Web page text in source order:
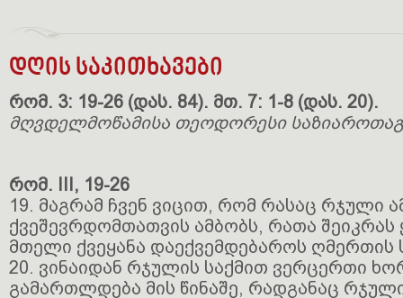
დღის საკითხავები
რომ. 3: 19-26 (დას. 84). მთ. 7: 1-8 (დას. 20).
მღვდელმოწამისა თეოდორესი
რომ. III, 19-26
19. მაგრამ ჩვენ ვიცით, რომ რასაც რჯული
ქვეშევრდომთათვის ამბობს, რათა
მთელი ქვეყანა დაექვემდებაროს
20. ვინაიდან რჯულის საქმით ვერცერთი
გამართლდება მის წინაშე, რადგანაც